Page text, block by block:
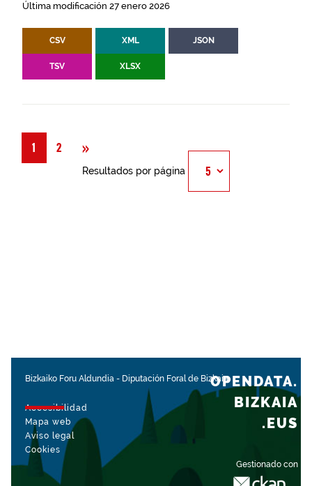
Última modificación 27 enero 2026
CSV XML JSON
TSV XLSX
1 2 »
Resultados por página
Bizkaiko Foru Aldundia - Diputación Foral de Bizkaia
Accesibilidad
Mapa web
Aviso legal
Cookies
Gestionado con
OPENDATA.
BIZKAIA
.EUS